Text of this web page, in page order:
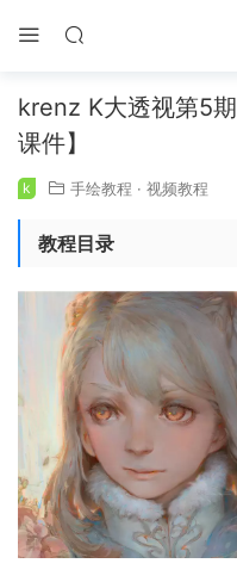
krenz K大透视第5
课件】
k 手绘教程 · 视频教程
教程目录